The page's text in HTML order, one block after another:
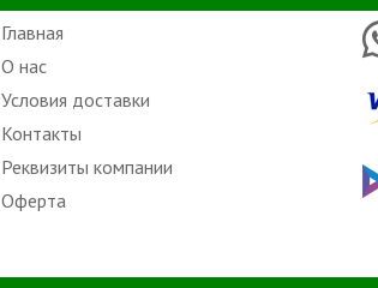
Главная
О нас
Условия доставки
Контакты
Реквизиты компании
Оферта